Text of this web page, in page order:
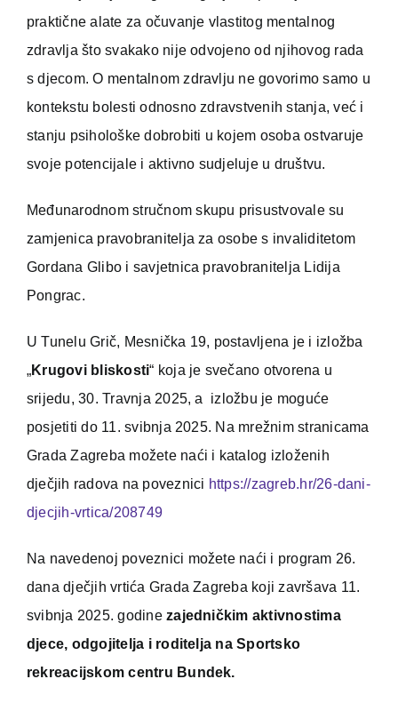
praktične alate za očuvanje vlastitog mentalnog
zdravlja što svakako nije odvojeno od njihovog rada
s djecom. O mentalnom zdravlju ne govorimo samo u
kontekstu bolesti odnosno zdravstvenih stanja, već i
stanju psihološke dobrobiti u kojem osoba ostvaruje
svoje potencijale i aktivno sudjeluje u društvu.
Međunarodnom stručnom skupu prisustvovale su
zamjenica pravobranitelja za osobe s invaliditetom
Gordana Glibo i savjetnica pravobranitelja Lidija
Pongrac.
U Tunelu Grič, Mesnička 19, postavljena je i izložba
„Krugovi bliskosti“ koja je svečano otvorena u
srijedu, 30. Travnja 2025, a izložbu je moguće
posjetiti do 11. svibnja 2025. Na mrežnim stranicama
Grada Zagreba možete naći i katalog izloženih
dječjih radova na poveznici https://zagreb.hr/26-dani-
djecjih-vrtica/208749
Na navedenoj poveznici možete naći i program 26.
dana dječjih vrtića Grada Zagreba koji završava 11.
svibnja 2025. godinezajedničkim aktivnostima
djece, odgojitelja i roditelja na Sportsko
rekreacijskom centru Bundek.